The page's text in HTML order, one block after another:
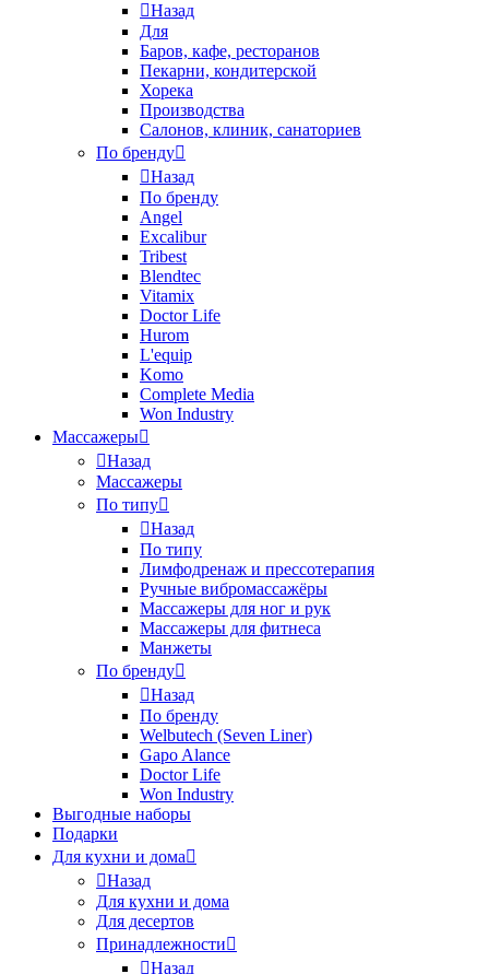
Назад
Для
Баров, кафе, ресторанов
Пекарни, кондитерской
Хорека
Производства
Салонов, клиник, санаториев
По бренду
Назад
По бренду
Angel
Excalibur
Tribest
Blendtec
Vitamix
Doctor Life
Hurom
L'equip
Komo
Complete Media
Won Industry
Массажеры
Назад
Массажеры
По типу
Назад
По типу
Лимфодренаж и прессотерапия
Ручные вибромассажёры
Массажеры для ног и рук
Массажеры для фитнеса
Манжеты
По бренду
Назад
По бренду
Welbutech (Seven Liner)
Gapo Alance
Doctor Life
Won Industry
Выгодные наборы
Подарки
Для кухни и дома
Назад
Для кухни и дома
Для десертов
Принадлежности
Назад